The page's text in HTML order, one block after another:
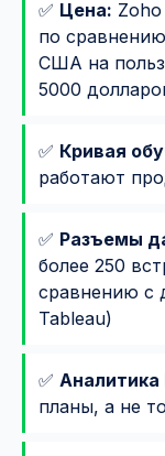
✅ Цена:
по
США на
5000
✅ Кривая
работают
✅ Разъемы
более 250
сравнению с
Tableau)
✅
планы, а не